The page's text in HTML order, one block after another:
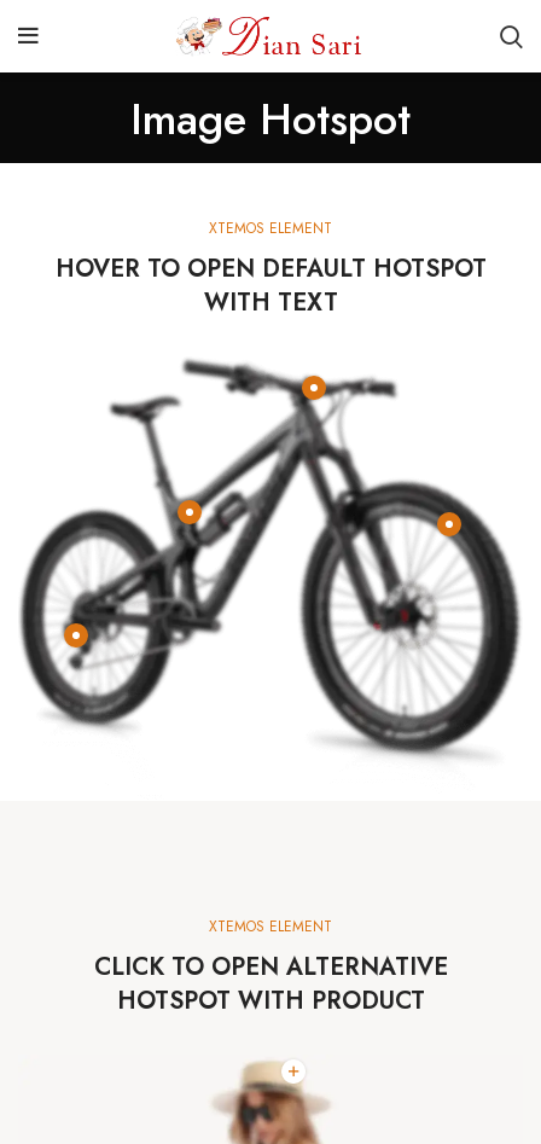
Image Hotspot
XTEMOS ELEMENT
HOVER TO OPEN DEFAULT HOTSPOT
WITH TEXT
XTEMOS ELEMENT
CLICK TO OPEN ALTERNATIVE
HOTSPOT WITH PRODUCT